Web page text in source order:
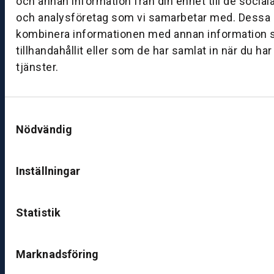
och analysföretag som vi samarbetar med. Dessa
kombinera informationen med annan information
tillhandahållit eller som de har samlat in när du
tjänster.
Nödvändig
Inställningar
Statistik
Marknadsföring
g:
0
8:
0
–
7:
ut
k